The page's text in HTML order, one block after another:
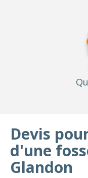
Devis
d'une
Glandon